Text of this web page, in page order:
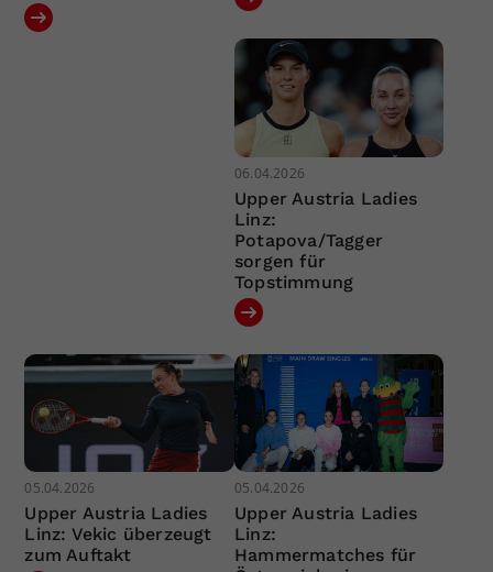
06.04.2026
Upper Austria Ladies
Linz:
Potapova/Tagger
sorgen für
Topstimmung
05.04.2026
Upper Austria Ladies
Linz: Vekic überzeugt
zum Auftakt
05.04.2026
Upper Austria Ladies
Linz:
Hammermatches für